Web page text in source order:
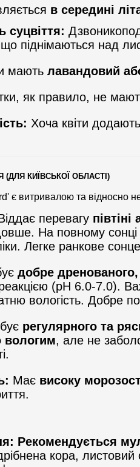
в середині
суцвіття:
що піднімаються над
мають лавандовий
як правило, не
Хоча квіти
КИЇВСЬКОЇ ОБЛАСТІ)
є витривалою та відносно
перевагу півтіні
На повному сонці
Легке ранкове
добре дренованого,
(pH 6.0-7.0).
вологість. Добре
регулярного та
вологим, але не
Має високу
Рекомендується
кора,